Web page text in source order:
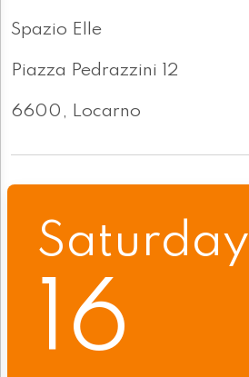
Spazio Elle
Piazza Pedrazzini 12
6600, Locarno
Saturday
16